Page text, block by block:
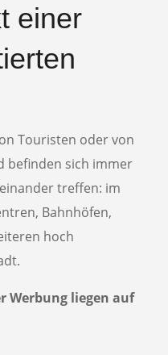
einer
Touristen oder von
befinden sich immer
treffen: im
Bahnhöfen,
hoch
Werbung liegen auf